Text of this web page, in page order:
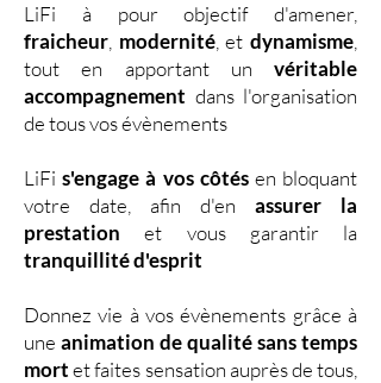
LiFi à pour objectif d'amener,
fraicheur modernité, etdynamisme
tout en apportant un véritable
accompagnement dans l'organisation
de tous vos évènements
LiFis'engage à vos côtésen bloquant
votre date, afin d'en assurer la
prestationet vous garantir la
tranquillité d'esprit
Donnez vie à vos évènements grâce à
une animation de qualité sans temps
mortet faites sensation auprès de tous,